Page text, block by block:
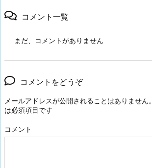
コメント一覧
まだ、コメントがありません
コメントをどうぞ
メールアドレスが公開されることはありません。
は必須項目です
コメント